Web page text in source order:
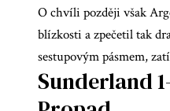
O chvíli později však
blízkosti a zpečetil tak
sestupovým pásmem,
Sunderland